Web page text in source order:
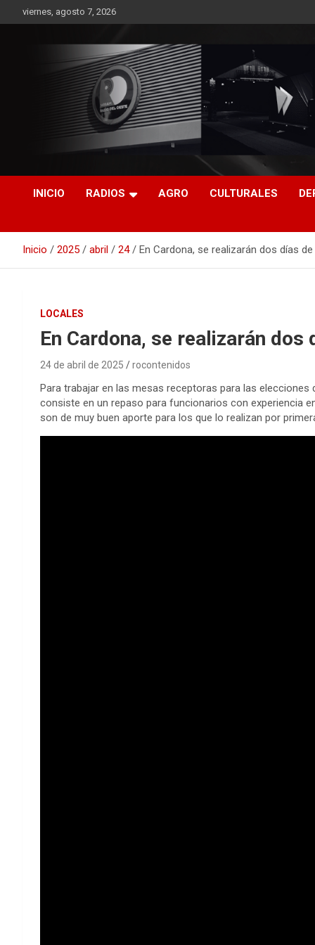
al
viernes, agosto 7, 2026
RO CONTENIDOS
INICIO RADIOS AGRO CULTURALES
Inicio 2025 abril 24 En Cardona, se realizarán dos días
LOCALES
En Cardona, se realizarán
24 de abril de 2025 rocontenidos
Para trabajar en las mesas receptoras para las elecciones
consiste en un repaso para funcionarios con experiencia
son de muy buen aporte para los que lo realizan por